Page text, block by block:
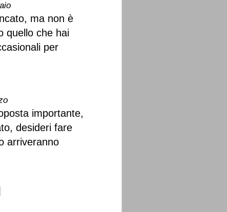
ma non è
quello che hai
per
importante,
desideri fare
arriveranno